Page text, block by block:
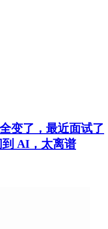
变了，最近面试了
到 AI，太离谱